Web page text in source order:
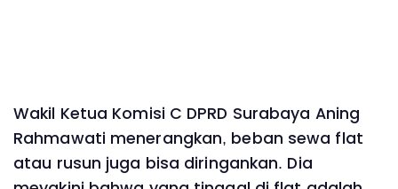
Wakil Ketua Komisi C DPRD Surabaya Aning
Rahmawati menerangkan, beban sewa flat
atau rusun juga bisa diringankan. Dia